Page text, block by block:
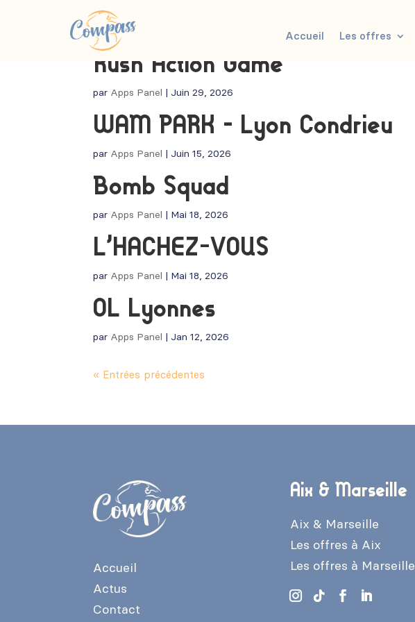
Accueil Les offres
Rush Action Game
par Apps Panel | Juin 29, 2026
WAM PARK – Lyon Condrieu
par Apps Panel | Juin 15, 2026
Bomb Squad
par Apps Panel | Mai 18, 2026
L’HACHEZ-VOUS
par Apps Panel | Mai 18, 2026
OL Lyonnes
par Apps Panel | Jan 12, 2026
« Entrées précédentes
Accueil
Actus
Contact
Aix & Marseille
Aix & Marseille
Les offres à Aix
Les offres à Marseille